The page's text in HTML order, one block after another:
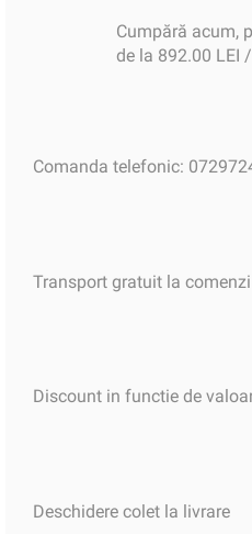
Cumpără acum,
de la 892.00 LEI
Comanda telefonic:
Transport gratuit la
Discount in functie de
Deschidere colet la livrare